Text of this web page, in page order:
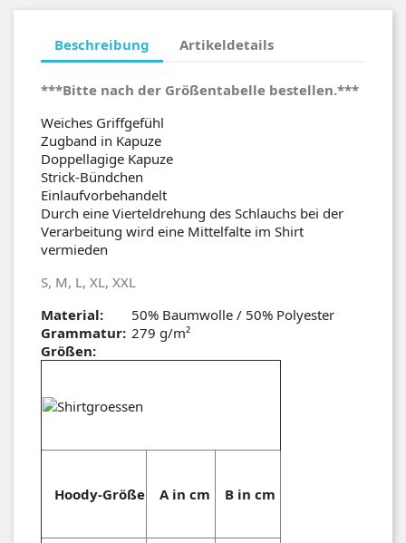
Beschreibung Artikeldetails
***Bitte nach der Größentabelle bestellen.***
Weiches Griffgefühl
Zugband in Kapuze
Doppellagige Kapuze
Strick-Bündchen
Einlaufvorbehandelt
Durch eine Vierteldrehung des Schlauchs bei der
Verarbeitung wird eine Mittelfalte im Shirt
vermieden
S, M, L, XL, XXL
Material:
50% Baumwolle / 50% Polyester
Grammatur: 279 g/m²
Größen:
Hoody-Größe A in cm B in cm